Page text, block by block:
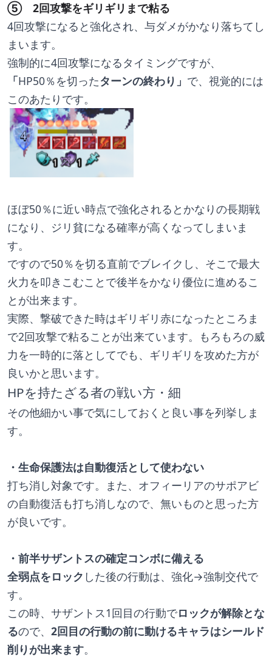
⑤　2回攻撃をギリギリまで粘る
4回攻撃になると強化され、与ダメがかなり落ちてし
まいます。
強制的に4回攻撃になるタイミングですが、
「HP50％を切ったターンの終わり」 で、視覚的には
このあたりです。
ほぼ50％に近い時点で強化されるとかなりの長期戦
になり、ジリ貧になる確率が高くなってしまいま
す。
ですので50％を切る直前でブレイクし、そこで最大
火力を叩きこむことで後半をかなり優位に進めるこ
とが出来ます。
実際、撃破できた時はギリギリ赤になったところま
で2回攻撃で粘ることが出来ています。もろもろの威
力を一時的に落としてでも、ギリギリを攻めた方が
良いかと思います。
HPを持たざる者の戦い方・細
その他細かい事で気にしておくと良い事を列挙しま
す。
・生命保護法は自動復活として使わない
打ち消し対象です。また、オフィーリアのサポアビ
の自動復活も打ち消しなので、無いものと思った方
が良いです。
・前半サザントスの確定コンボに備える
全弱点をロック した後の行動は、強化→強制交代で
す。
この時、サザントス1回目の行動でロックが解除とな
るので、 2回目の行動の前に動けるキャラはシールド
削りが出来ます。